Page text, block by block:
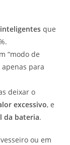
que
“modo de
para
deixar o
excessivo, e
da bateria.
ou em